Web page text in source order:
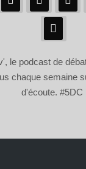
le podcast de
chaque semaine
d'écoute. #5DC